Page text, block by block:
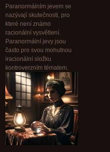
Paranormálním jevem se
nazývají skutečnosti, pro
které není známo
racionální vysvětlení.
Paranormální jevy jsou
často pro svou mohutnou
iracionální složku
kontroverzním tématem.